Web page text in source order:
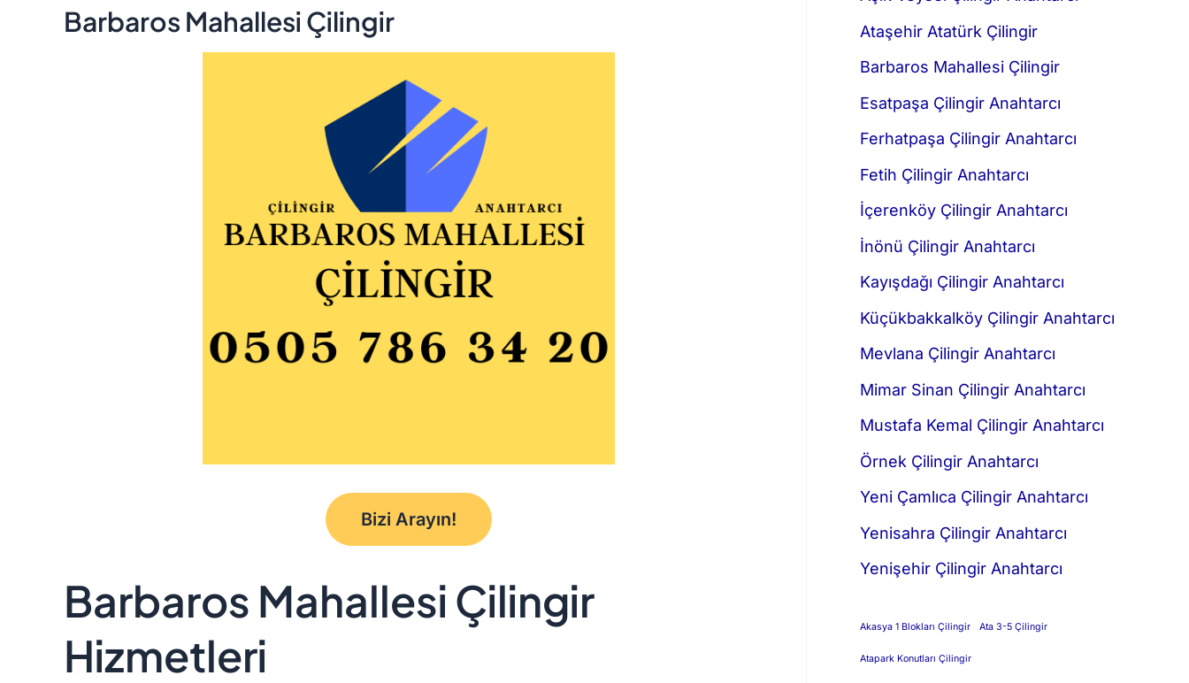
Barbaros Mahallesi Çilingir
Bizi Arayın!
Barbaros Mahallesi Çilingir
Hizmetleri
Barbaros
Ataşehir Atatürk Çilingir
Barbaros Mahallesi Çilingir
Esatpaşa Çilingir Anahtarcı
Ferhatpaşa Çilingir Anahtarcı
Fetih Çilingir Anahtarcı
İçerenköy Çilingir Anahtarcı
İnönü Çilingir Anahtarcı
Kayışdağı Çilingir Anahtarcı
Küçükbakkalköy Çilingir Anahtarcı
Mevlana Çilingir Anahtarcı
Mimar Sinan Çilingir Anahtarcı
Mustafa Kemal Çilingir Anahtarcı
Örnek Çilingir Anahtarcı
Yeni Çamlıca Çilingir Anahtarcı
Yenisahra Çilingir Anahtarcı
Yenişehir Çilingir Anahtarcı
Akasya 1 Blokları Çilingir Ata 3-5 Çilingir
Atapark Konutları Çilingir